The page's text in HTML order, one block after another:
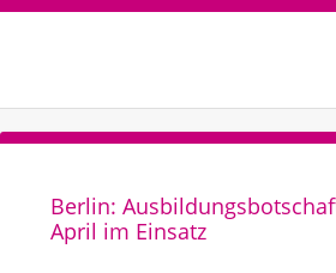
Berlin:
April im Einsatz